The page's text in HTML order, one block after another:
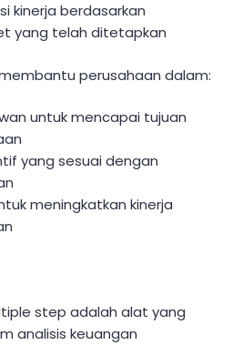
kinerja berdasarkan
yang telah ditetapkan
perusahaan dalam:
untuk mencapai tujuan
yang sesuai dengan
meningkatkan kinerja
step adalah alat yang
analisis keuangan